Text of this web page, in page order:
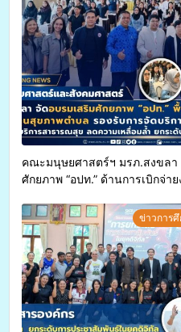
คณะมนุษยศาสตร์ฯ มรภ.สงขลา
ศักยภาพ “อปท.” ด้านการเบิกจ่า
ทุพพลภาพเพื่อเข้ารับบริการสา
เหลื่อมล้ำ ยกระดับคุณภาพชีวิต
ยั่งยืน
ข่าวการ